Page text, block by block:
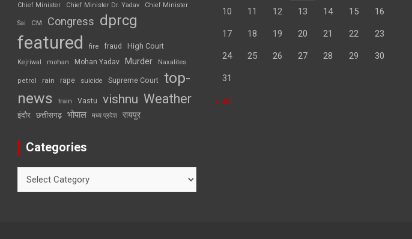
Chief Minister
Chief Minister Dr. Yadav Chief Minister
Sai CM Congress dprcg
featured fire fraud High Court
Kejriwal mohan Mohan Yadav Murder Naxalites
petrol rain rape suicide Supreme Court top-
news
train Vastu vishnu Weather
इंदौर छत्तीसगढ़ भोपाल मध्य प्रदेश रायपुर
Categories
10 11 12 13 14 15 16
17 18 19 20 21 22 23
24 25 26 27 28 29 30
31
« Jul